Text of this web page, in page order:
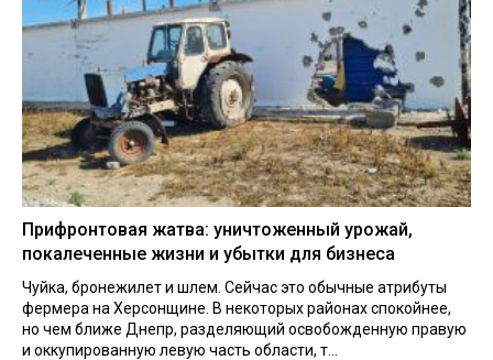
Прифронтовая жатва: уничтоженный урожай,
покалеченные жизни и убытки для бизнеса
Чуйка, бронежилет и шлем. Сейчас это обычные атрибуты
фермера на Херсонщине. В некоторых районах спокойнее,
но чем ближе Днепр, разделяющий освобожденную правую
и оккупированную левую часть области, т...